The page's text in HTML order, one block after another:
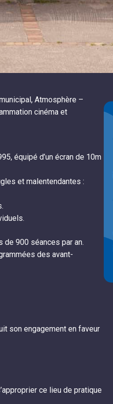
Atmosphère –
cinéma et
équipé d’un écran de 10m
et malentendantes :
de 900 séances par an.
des avant-
son engagement en faveur
ce lieu de pratique